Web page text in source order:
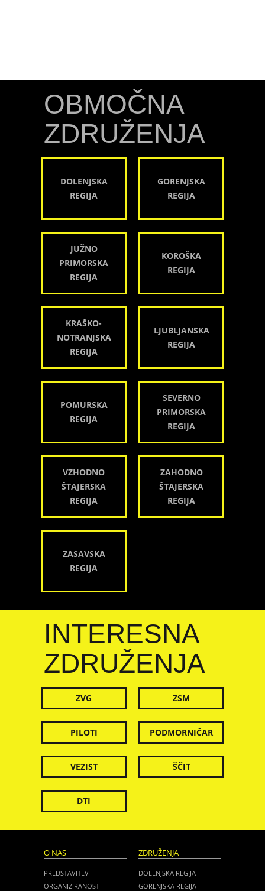
OBMOČNA
ZDRUŽENJA
DOLENJSKA
REGIJA
GORENJSKA
REGIJA
JUŽNO
PRIMORSKA
REGIJA
KOROŠKA
REGIJA
KRAŠKO-
NOTRANJSKA
REGIJA
LJUBLJANSKA
REGIJA
POMURSKA
REGIJA
SEVERNO
PRIMORSKA
REGIJA
VZHODNO
ŠTAJERSKA
REGIJA
ZAHODNO
ŠTAJERSKA
REGIJA
ZASAVSKA
REGIJA
INTERESNA
ZDRUŽENJA
ZVG ZSM
PILOTI PODMORNIČAR
VEZIST ŠČIT
DTI
O NAS
PREDSTAVITEV
ORGANIZIRANOST
ZDRUŽENJA
DOLENJSKA REGIJA
GORENJSKA REGIJA